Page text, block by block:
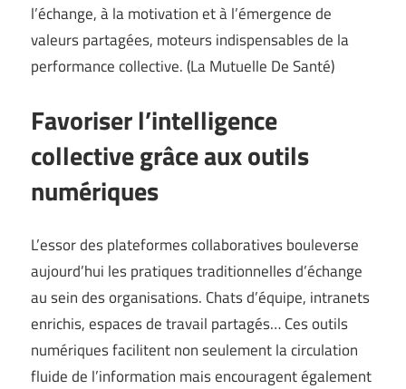
l’échange, à la motivation et à l’émergence de
valeurs partagées, moteurs indispensables de la
performance collective. (La Mutuelle De Santé)
Favoriser l’intelligence
collective grâce aux outils
numériques
L’essor des plateformes collaboratives bouleverse
aujourd’hui les pratiques traditionnelles d’échange
au sein des organisations. Chats d’équipe, intranets
enrichis, espaces de travail partagés… Ces outils
numériques facilitent non seulement la circulation
fluide de l’information mais encouragent également